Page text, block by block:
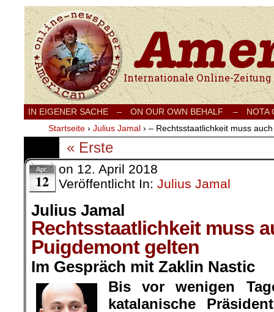
Internationale Onlinezeitung für Frieden,
IN EIGENER SACHE – ON OUR OWN BEHALF –
NOTA
Startseite › Julius Jamal › – Rechtsstaatlichkeit muss
« Erste
Apr.
12
on 12. April 2018
Veröffentlicht In: Julius Jamal
Julius Jamal
Rechtsstaatlichkeit muss
Puigdemont gelten
Im Gespräch mit Zaklin Nastic
Bis vor wenigen
katalanische